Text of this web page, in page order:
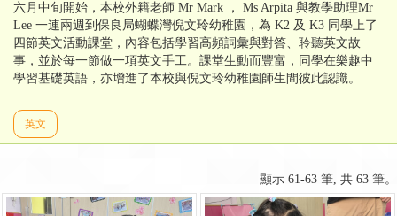
六月中旬開始，本校外籍老師 Mr Mark ， Ms Arpita 與教學助理Mr
Lee 一連兩週到保良局蝴蝶灣倪文玲幼稚園，為 K2 及 K3 同學上了
四節英文活動課堂，內容包括學習高頻詞彙與對答、聆聽英文故
事，並於每一節做一項英文手工。課堂生動而豐富，同學在樂趣中
學習基礎英語，亦增進了本校與倪文玲幼稚園師生間彼此認識。
英文
顯示 61-63 筆, 共 63 筆。